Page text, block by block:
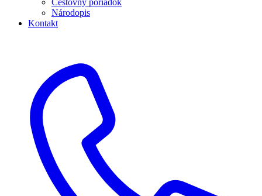
Cestovný poriadok
Národopis
Kontakt